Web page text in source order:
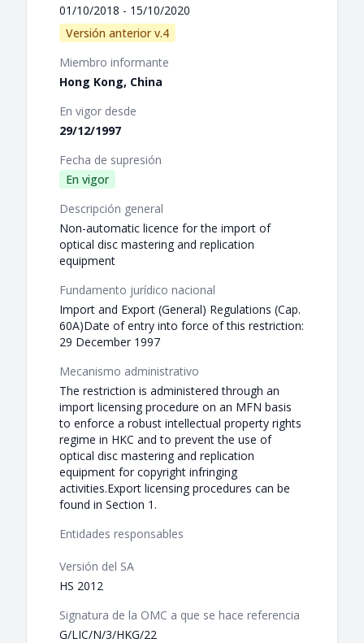
01/10/2018 - 15/10/2020
Versión anterior v.4
Miembro informante
Hong Kong, China
En vigor desde
29/12/1997
Fecha de supresión
En vigor
Descripción general
Non-automatic licence for the import of
optical disc mastering and replication
equipment
Fundamento jurídico nacional
Import and Export (General) Regulations (Cap.
60A)Date of entry into force of this restriction:
29 December 1997
Mecanismo administrativo
The restriction is administered through an
import licensing procedure on an MFN basis
to enforce a robust intellectual property rights
regime in HKC and to prevent the use of
optical disc mastering and replication
equipment for copyright infringing
activities.Export licensing procedures can be
found in Section 1.
Entidades responsables
Versión del SA
HS 2012
Signatura de la OMC a que se hace referencia
G/LIC/N/3/HKG/22